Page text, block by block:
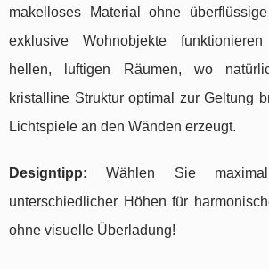
makelloses Material ohne
exklusive Wohnobjekte
hellen, luftigen Räumen, wo
kristalline Struktur optimal zur Geltung
Lichtspiele an den Wänden erzeugt.
Designtipp: Wählen Sie
unterschiedlicher Höhen für
ohne visuelle Überladung!